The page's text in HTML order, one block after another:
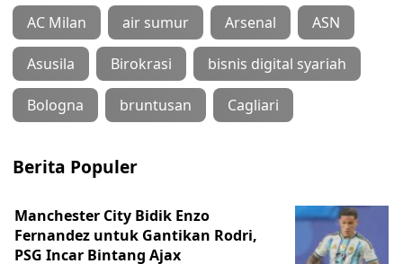
AC Milan air sumur Arsenal ASN
Asusila Birokrasi bisnis digital syariah
Bologna bruntusan Cagliari
Berita Populer
Manchester City Bidik Enzo
Fernandez untuk Gantikan Rodri,
PSG Incar Bintang Ajax